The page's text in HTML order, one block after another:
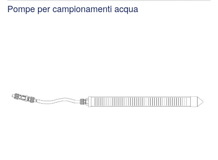
Pompe per campionamenti acqua